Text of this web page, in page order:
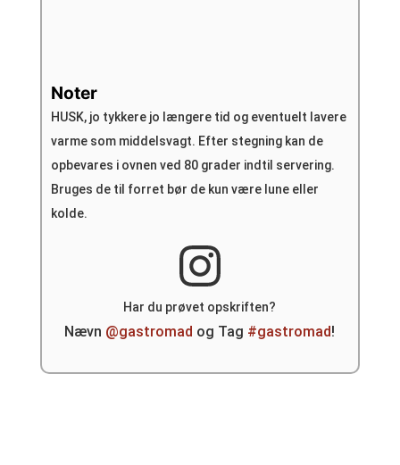
Noter
HUSK, jo tykkere jo længere tid og eventuelt lavere
varme som middelsvagt. Efter stegning kan de
opbevares i ovnen ved 80 grader indtil servering.
Bruges de til forret bør de kun være lune eller
kolde.
Har du prøvet opskriften?
Nævn @gastromad og Tag #gastromad!